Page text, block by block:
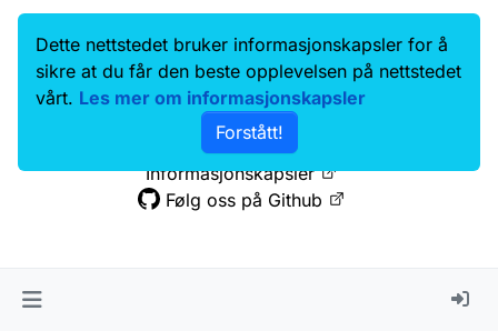
Data.norge.no
Kontakt oss
Samtykke og brukervilkår
Tilgjengelighetserklæring
Personvernerklæring
Informasjonskapsler
Følg oss på Github
Dette nettstedet bruker informasjonskapsler for å
sikre at du får den beste opplevelsen på nettstedet
vårt. Les mer om informasjonskapsler
Forstått!